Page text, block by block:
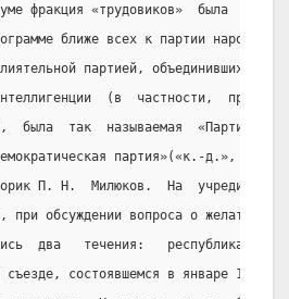
фракция «трудовиков»  была  по
ближе всех к партии народных
партией, объединивших
(в  частности,
была  так  называемая  «Партия
партия»(«к.-д.», или
П. Н.  Милюков.  На
при обсуждении вопроса о
два   течения:
съезде, состоявшемся в январе